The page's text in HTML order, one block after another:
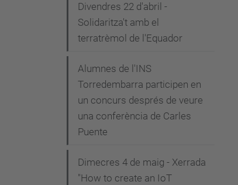
Divendres 22 d'abril -
Solidaritza't amb el
terratrèmol de l'Equador
Alumnes de l'INS
Torredembarra participen en
un concurs després de veure
una conferència de Carles
Puente
Dimecres 4 de maig - Xerrada
"How to create an IoT